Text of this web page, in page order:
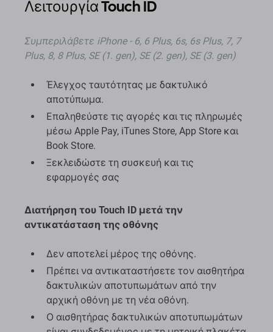
Λειτουργία Touch ID
Συμπεριλάβετε iPhone - 6, 6 Plus, 6s, 6s Plus, 7, 7
Plus, 8, 8 Plus, SE (1. gen), SE (2. gen), SE (3. gen)
Έλεγχος ταυτότητας με δακτυλικό
αποτύπωμα.
Επαληθεύστε τις αγορές και τις πληρωμές
μέσω Apple Pay, iTunes Store, App Store και
Book Store.
Ξεκλειδώστε τη συσκευή και τις
εφαρμογές σας
Διατήρηση του Touch ID μετά την
αντικατάσταση της οθόνης
Δεν αποτελεί μέρος της οθόνης.
Πρέπει να αντικαταστήσετε τον αισθητήρα
δακτυλικών αποτυπωμάτων από την
αρχική οθόνη με τη νέα οθόνη.
Ο αισθητήρας δακτυλικών αποτυπωμάτων